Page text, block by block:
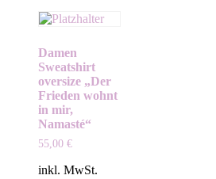
Damen
Sweatshirt
oversize „Der
Frieden wohnt
in mir,
Namasté“
55,00 €
inkl. MwSt.